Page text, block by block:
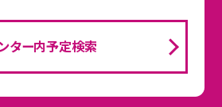
ター内予定検索